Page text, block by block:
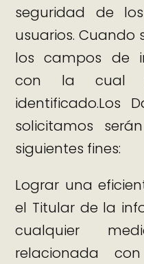
seguridad de
usuarios. Cuando
los campos de
con la cual
identificado.Los
solicitamos
siguientes fines:
Lograr una
el Titular de la
cualquier
relacionada